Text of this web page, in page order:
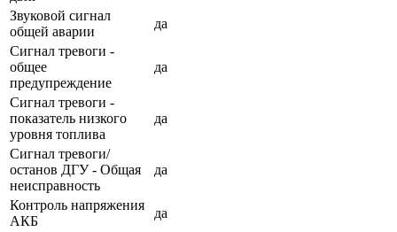
Звуковой сигнал
общей аварии
да
Сигнал тревоги -
общее
предупреждение
да
Сигнал тревоги -
показатель низкого
уровня топлива
да
Сигнал тревоги/
останов ДГУ - Общая
неисправность
да
Контроль напряжения
АКБ
да